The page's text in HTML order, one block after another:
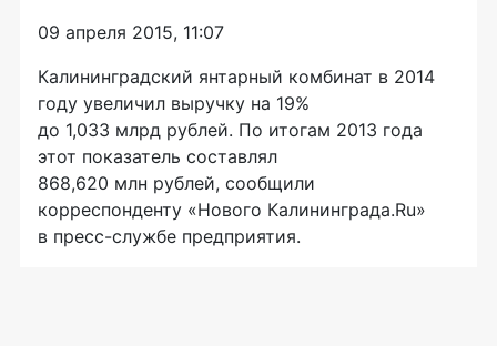
09 апреля 2015, 11:07
Калининградский янтарный комбинат в 2014
году увеличил выручку на 19%
до 1,033 млрд рублей. По итогам 2013 года
этот показатель составлял
868,620 млн рублей, сообщили
корреспонденту «Нового Калининграда.Ru»
в пресс-службе предприятия.